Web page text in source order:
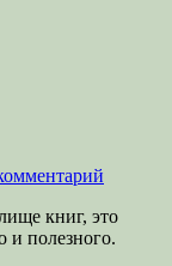
книг, это
и полезного.